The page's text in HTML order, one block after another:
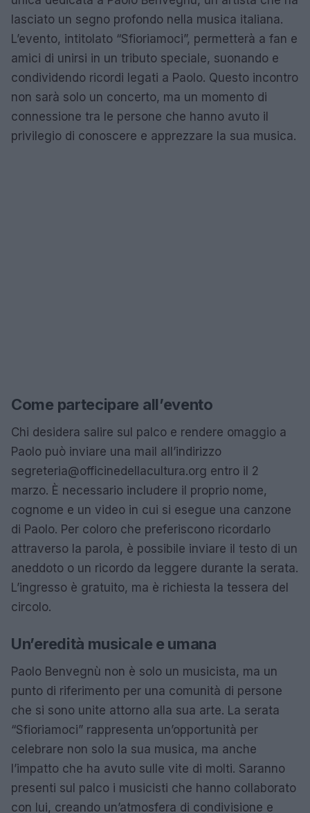
lasciato un segno profondo nella musica italiana.
L’evento, intitolato “Sfioriamoci”, permetterà a fan e
amici di unirsi in un tributo speciale, suonando e
condividendo ricordi legati a Paolo. Questo incontro
non sarà solo un concerto, ma un momento di
connessione tra le persone che hanno avuto il
privilegio di conoscere e apprezzare la sua musica.
Come partecipare all’evento
Chi desidera salire sul palco e rendere omaggio a
Paolo può inviare una mail all’indirizzo
segreteria@officinedellacultura.org entro il 2
marzo. È necessario includere il proprio nome,
cognome e un video in cui si esegue una canzone
di Paolo. Per coloro che preferiscono ricordarlo
attraverso la parola, è possibile inviare il testo di un
aneddoto o un ricordo da leggere durante la serata.
L’ingresso è gratuito, ma è richiesta la tessera del
circolo.
Un’eredità musicale e umana
Paolo Benvegnù non è solo un musicista, ma un
punto di riferimento per una comunità di persone
che si sono unite attorno alla sua arte. La serata
“Sfioriamoci” rappresenta un’opportunità per
celebrare non solo la sua musica, ma anche
l’impatto che ha avuto sulle vite di molti. Saranno
presenti sul palco i musicisti che hanno collaborato
con lui, creando un’atmosfera di condivisione e